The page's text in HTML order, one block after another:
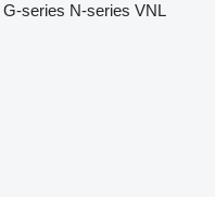
G-series N-series VNL